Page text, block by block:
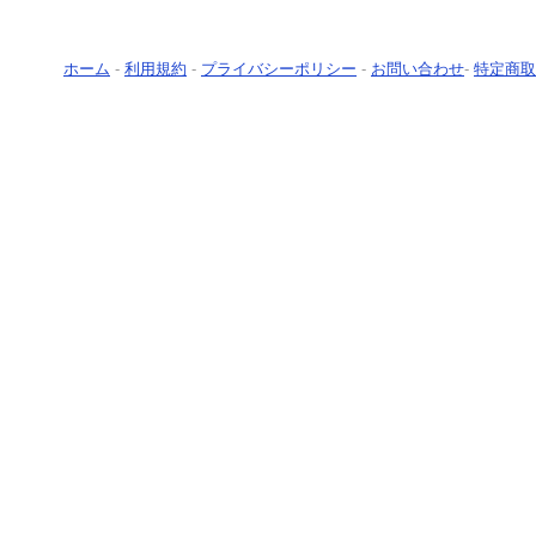
ホーム - 利用規約 - プライバシーポリシー - お問い合わせ- 特定商